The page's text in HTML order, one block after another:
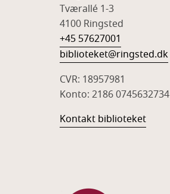
Tværallé 1-3
4100 Ringsted
+45 57627001
biblioteket@ringsted.dk
CVR: 18957981
Konto: 2186 0745632734
Kontakt biblioteket